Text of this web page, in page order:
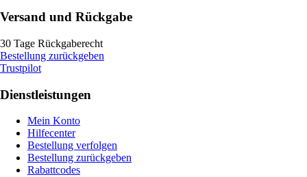
Versand und Rückgabe
30 Tage Rückgaberecht
Bestellung zurückgeben
Trustpilot
Dienstleistungen
Mein Konto
Hilfecenter
Bestellung verfolgen
Bestellung zurückgeben
Rabattcodes